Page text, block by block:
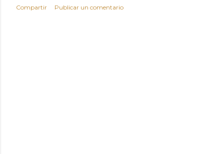
Compartir Publicar un comentario